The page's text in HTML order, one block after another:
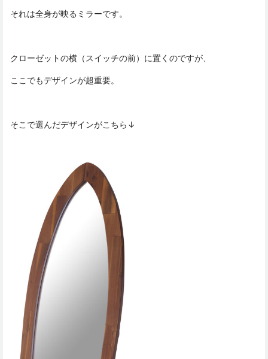
それは全身が映るミラーです。
クローゼットの横（スイッチの前）に置くのですが、
ここでもデザインが超重要。
そこで選んだデザインがこちら↓